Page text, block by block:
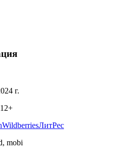
г.
12+
WildberriesЛитРес
mobi